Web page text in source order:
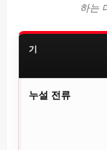
하는
기
누설 전류